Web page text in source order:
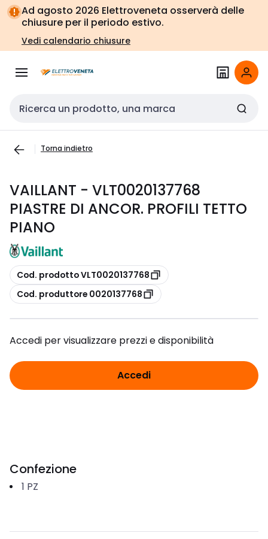
Vai alla
navigazione
Vai
alla
pagina
Ad agosto 2026 Elettroveneta osserverà delle
chiusure per il periodo estivo.
Vedi calendario chiusure
Cerca input
Torna indietro
VAILLANT - VLT0020137768
PIASTRE DI ANCOR. PROFILI TETTO
PIANO
copia
Cod. prodotto VLT0020137768
copia
Cod. produttore 0020137768
Accedi per visualizzare prezzi e disponibilità
Accedi
Confezione
1 PZ